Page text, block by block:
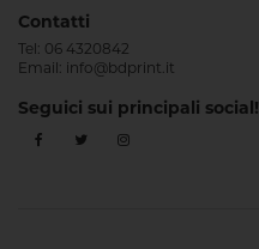
Contatti
Tel: 06 4320842
Email: info@bdprint.it
Seguici sui principali social!